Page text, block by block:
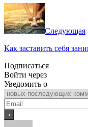
Следующая
Как заставить себя
Подписаться
Войти через
Уведомить о